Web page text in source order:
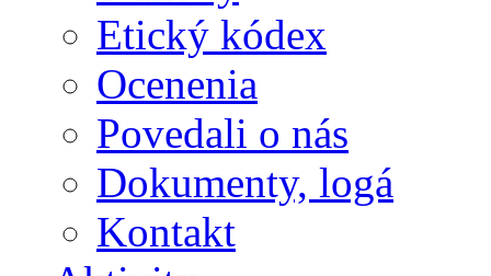
Etický kódex
Ocenenia
Povedali o nás
Dokumenty, logá
Kontakt